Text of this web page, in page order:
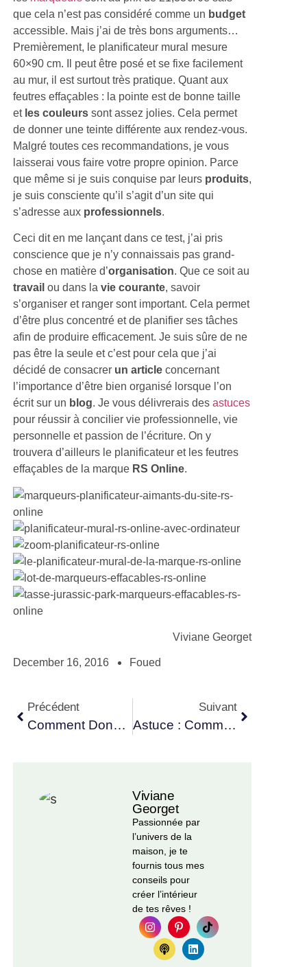
que cela n’est pas considéré comme un budget
accessible. Mais j’ai de très bons arguments…
Premièrement, le planificateur mural mesure
60×90 cm. Il peut être posé et se fixe facilement
au mur, il est surtout très pratique. Quant aux
feutres effaçables : la pointe est de bonne taille
et les couleurs sont assez jolies. Cela permet
de donner une teinte différente aux rendez-vous.
Malgré toutes ces recommandations, je vous
laisserai vous faire votre propre opinion. Parce
que même si je suis conquise par leurs produits,
je suis consciente qu’il s’agit d’un site qui
s’adresse aux professionnels.
Ceci dit en me lançant dans ce test, j’ai pris
conscience que je n’y connaissais pas grand-
chose en matière d’organisation. Que ce soit au
travail ou dans lavie courante, savoir
s’organiser et ranger sont important. Cela permet
d’être plus concentré et de planifier ses tâches
afin de produire efficacement. Je suis sûre de ne
pas être la seule et c’est pour cela que j’ai
décidé de consacrer un article concernant
l’importance d’être bien organisé lorsque l’on
écrit sur un blog. Je vous délivrerais desastuces
pour réussir à concilier vie professionnelle, vie
personnelle et passion de l’écriture. On y
trouvera d’ailleurs le planificateur et les feutres
effaçables de la marque RS Online.
Viviane Georget
December 16, 2016 Foued
Précédent
Comment Donner Un Coup De Jeune À La Déco
Suivant
Astuce : Comment S’organiser Pour Écrire Sur Un Blog
Viviane
Georget
Passionnée par
l’univers de la
maison, je te
fournis tous mes
conseils pour
créer l’intérieur
de tes rêves !